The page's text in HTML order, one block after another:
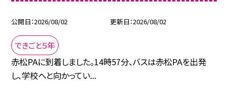
公開日 2026/08/02 更新日 2026/08/02
できごと５年
赤松PAに到着しました。14時57分、バスは赤松PAを出発
し、学校へと向かってい...